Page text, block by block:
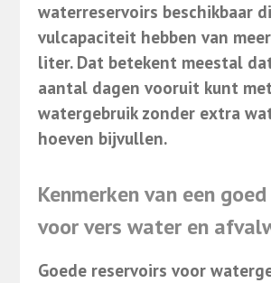
waterreservoirs beschikbaar
vulcapaciteit hebben van
liter. Dat betekent meestal
aantal dagen vooruit kunt
watergebruik zonder extra
hoeven bijvullen.
Kenmerken van een
voor vers water en
Goede reservoirs voor